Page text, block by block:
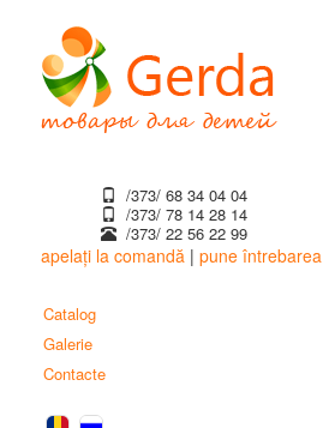
conţinutul
principal
/373/ 68 34 04 04
/373/ ‎78 14 28 14
/373/ 22 56 22 99
apelați la comandă | pune întrebarea
Catalog
Galerie
Contacte